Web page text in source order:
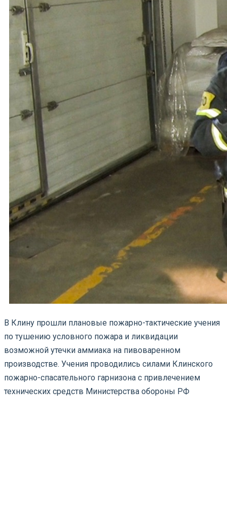
В Клину прошли плановые пожарно-тактические учения
по тушению условного пожара и ликвидации
возможной утечки аммиака на пивоваренном
производстве. Учения проводились силами Клинского
пожарно-спасательного гарнизона с привлечением
технических средств Министерства обороны РФ